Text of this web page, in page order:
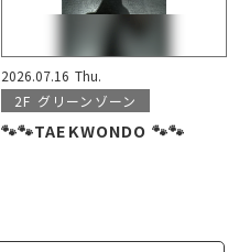
2026.07.16 Thu.
2F グリーンゾーン
🐾🐾TAEKWONDO 🐾🐾